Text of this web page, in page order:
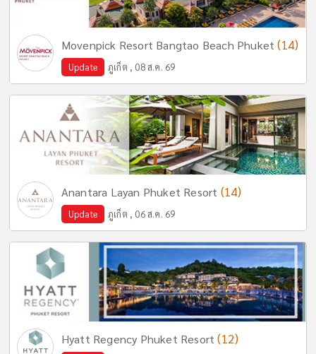
Movenpick Resort Bangtao Beach Phuket(14)
Update ภูเก็ต , 08 ส.ค. 69
Anantara Layan Phuket Resort (14)
Update ภูเก็ต , 06 ส.ค. 69
Hyatt Regency Phuket Resort(12)